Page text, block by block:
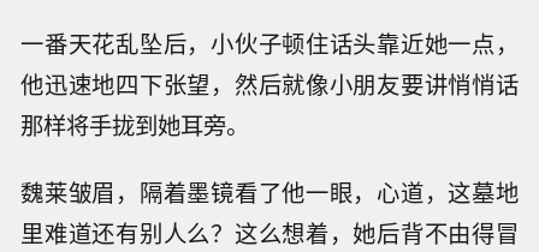
一番天花乱坠后，小伙子顿住话头靠近她一点，
他迅速地四下张望，然后就像小朋友要讲悄悄话
那样将手拢到她耳旁。
魏莱皱眉，隔着墨镜看了他一眼，心道，这墓地
里难道还有别人么？这么想着，她后背不由得冒